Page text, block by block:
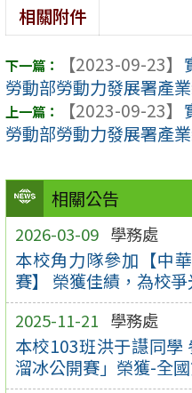
相關公告
2026-03-09 學務處
本校角力隊參加【中
賽】 榮獲佳績，為校爭
2025-11-21 學務處
本校103班洪于譿同學
溜冰公開賽」榮獲-全
相關附件
【2023-09-23】
勞動部勞動力發展署產
【2023-09-23】
勞動部勞動力發展署產